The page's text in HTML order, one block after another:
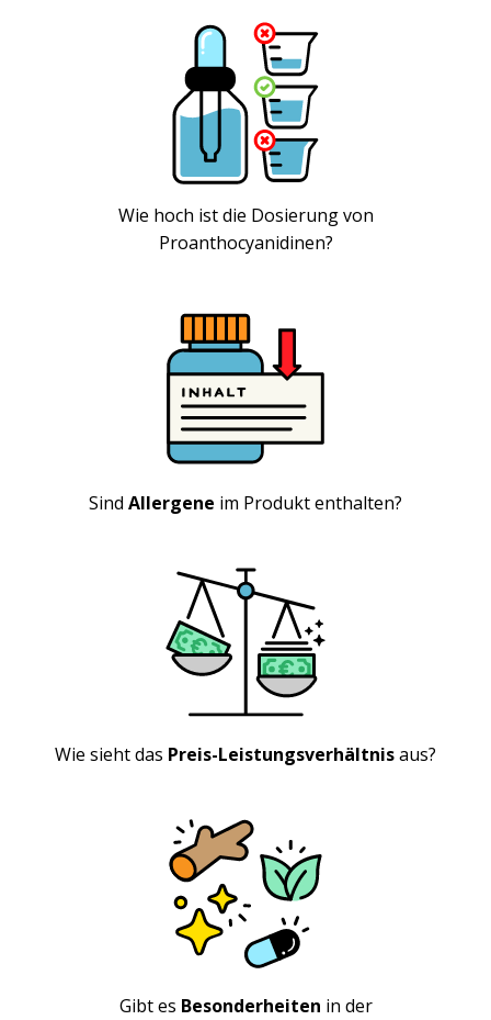
Wie hoch ist die Dosierung von
Proanthocyanidinen?
Sind Allergene im Produkt enthalten?
Wie sieht das Preis-Leistungsverhältnisaus?
Gibt es Besonderheiten in der